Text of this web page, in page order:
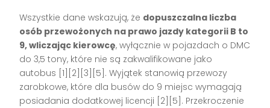
Wszystkie dane wskazują, że dopuszczalna liczba
osób przewożonych na prawo jazdy kategorii B to
9, wliczając kierowcę, wyłącznie w pojazdach o DMC
do 3,5 tony, które nie są zakwalifikowane jako
autobus [1][2][3][5] . Wyjątek stanowią przewozy
zarobkowe, które dla busów do 9 miejsc wymagają
posiadania dodatkowej licencji [2][5] . Przekroczenie